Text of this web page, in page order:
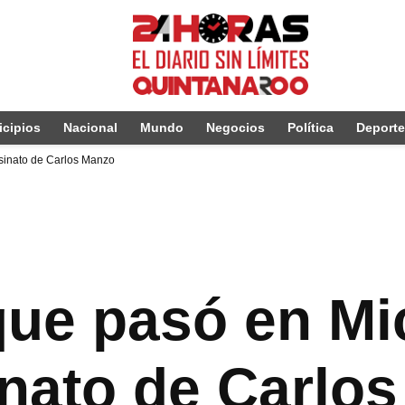
Nacional Mundo Negocios Política
de Carlos Manzo
pasó en
de